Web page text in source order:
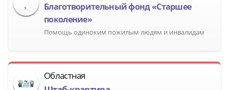
Благотворительный фонд «Старшее
поколение»
Помощь одиноким пожилым людям и инвалидам
Областная